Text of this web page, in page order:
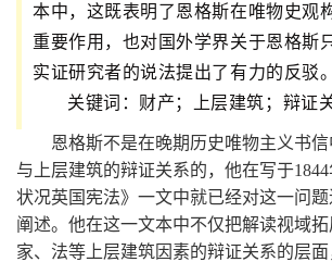
本中，这既表明了恩格斯在唯物史观
重要作用，也对国外学界关于恩格斯
实证研究者的说法提出了有力的反驳。
关键词：财产；上层建筑；辩证
恩格斯不是在晚期历史唯物主义书
与上层建筑的辩证关系的，他在写于
状况英国宪法》一文中就已经对这一问
阐述。他在这一文本中不仅把解读视域
家、法等上层建筑因素的辩证关系的层